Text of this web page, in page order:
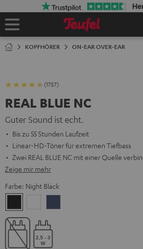
Startseite
KOPFHÖRER ON-EAR OVER-EAR
(1757)
REAL BLUE NC
Guter Sound ist echt.
Bis zu 55 Stunden Laufzeit
Linear-HD-Töner für extremen Tiefbass
Zwei REAL BLUE NC mit einer Quelle
Zeige mir mehr
Farbe: Night Black
Black
White